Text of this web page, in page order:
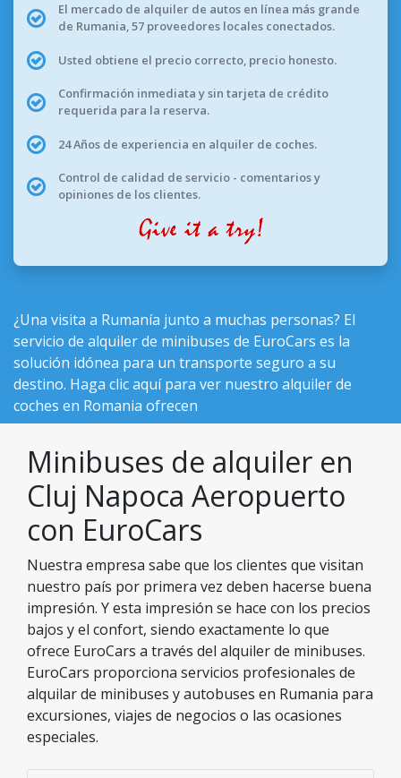
El mercado de alquiler de autos en línea más grande
de Rumania, 57 proveedores locales conectados.
Usted obtiene el precio correcto, precio honesto.
Confirmación inmediata y sin tarjeta de crédito
requerida para la reserva.
24 Años de experiencia en alquiler de coches.
Control de calidad de servicio - comentarios y
opiniones de los clientes.
¿Una visita a Rumanía junto a muchas personas? El
servicio de alquiler de minibuses de EuroCars es la
solución idónea para un transporte seguro a su
destino. Haga clic aquí para ver nuestro alquiler de
coches en Romania ofrecen
Minibuses de alquiler en
Cluj Napoca Aeropuerto
con EuroCars
Nuestra empresa sabe que los clientes que visitan
nuestro país por primera vez deben hacerse buena
impresión. Y esta impresión se hace con los precios
bajos y el confort, siendo exactamente lo que
ofrece EuroCars a través del alquiler de minibuses.
EuroCars proporciona servicios profesionales de
alquilar de minibuses y autobuses en Rumania para
excursiones, viajes de negocios o las ocasiones
especiales.